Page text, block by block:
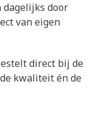
dagelijks door
van eigen
direct bij de
kwaliteit én de